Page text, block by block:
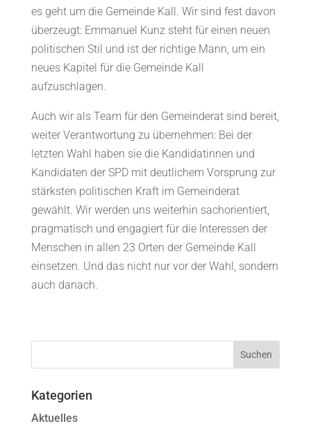
es geht um die Gemeinde Kall. Wir sind fest davon
überzeugt: Emmanuel Kunz steht für einen neuen
politischen Stil und ist der richtige Mann, um ein
neues Kapitel für die Gemeinde Kall
aufzuschlagen.
Auch wir als Team für den Gemeinderat sind bereit,
weiter Verantwortung zu übernehmen: Bei der
letzten Wahl haben sie die Kandidatinnen und
Kandidaten der SPD mit deutlichem Vorsprung zur
stärksten politischen Kraft im Gemeinderat
gewählt. Wir werden uns weiterhin sachorientiert,
pragmatisch und engagiert für die Interessen der
Menschen in allen 23 Orten der Gemeinde Kall
einsetzen. Und das nicht nur vor der Wahl, sondern
auch danach.
Kategorien
Aktuelles